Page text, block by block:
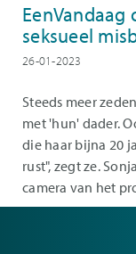
seksueel
26-01-2023
Steeds meer
met 'hun' dader.
die haar bijna 20
rust", zegt ze.
camera van het